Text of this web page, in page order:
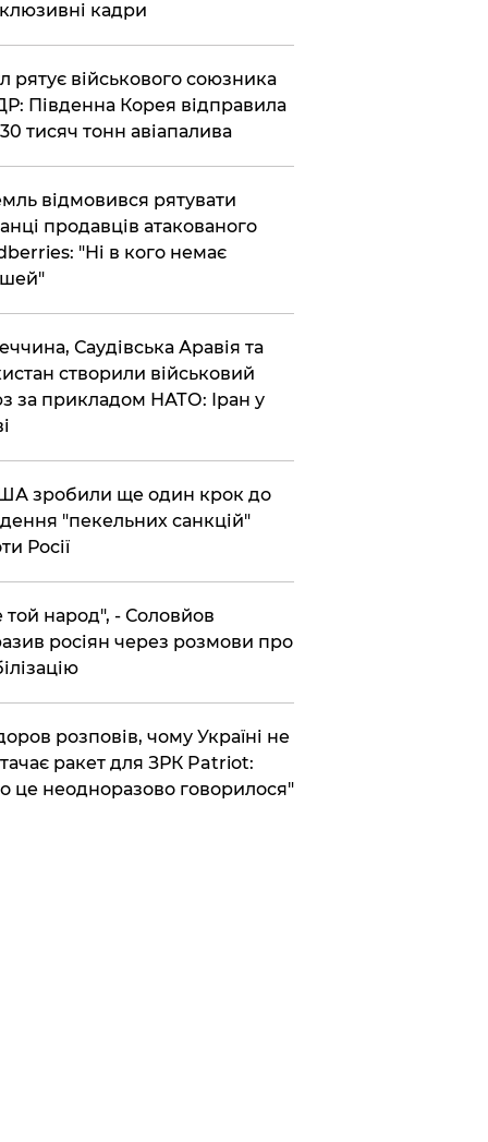
кадри
рятує військового союзника
Південна Корея відправила
тисяч тонн авіапалива
відмовився рятувати
продавців атакованого
"Ні в кого немає
Саудівська Аравія та
створили військовий
за прикладом НАТО: Іран у
зробили ще один крок до
"пекельних санкцій"
Росії
той народ", - Соловйов
росіян через розмови про
розповів, чому Україні не
ракет для ЗРК Patriot:
це неодноразово говорилося"